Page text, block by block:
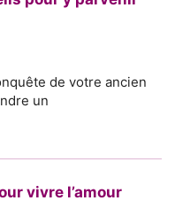
de votre ancien
un
vivre l’amour